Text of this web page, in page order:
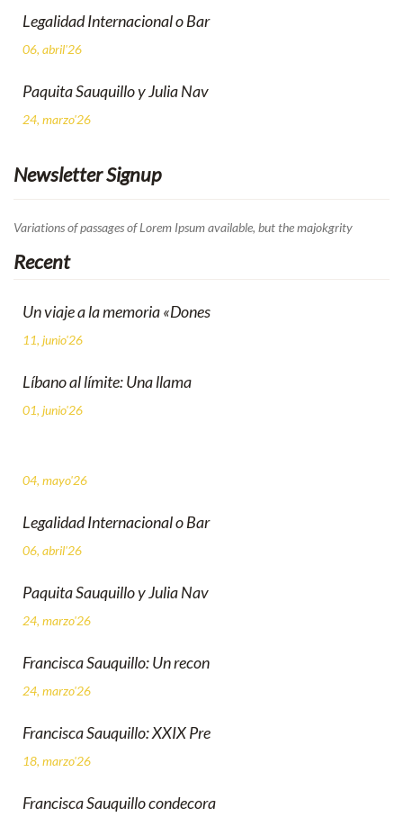
Legalidad Internacional o Bar
06, abril'26
Paquita Sauquillo y Julia Nav
24, marzo'26
Newsletter Signup
Variations of passages of Lorem Ipsum available, but the majokgrity
Recent
Un viaje a la memoria «Dones
11, junio'26
Líbano al límite: Una llama
01, junio'26
04, mayo'26
Legalidad Internacional o Bar
06, abril'26
Paquita Sauquillo y Julia Nav
24, marzo'26
Francisca Sauquillo: Un recon
24, marzo'26
Francisca Sauquillo: XXIX Pre
18, marzo'26
Francisca Sauquillo condecora